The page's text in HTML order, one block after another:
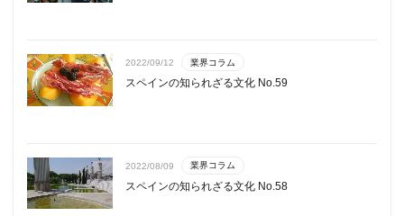
2022/09/12 業界コラム
スペインの知られざる文化 No.59
2022/08/09 業界コラム
スペインの知られざる文化 No.58